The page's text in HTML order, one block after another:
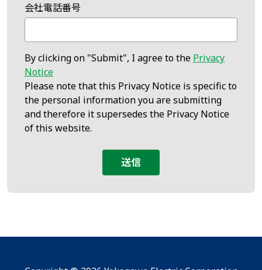
会社電話番号
By clicking on "Submit", I agree to the Privacy
Notice
Please note that this Privacy Notice is specific to
the personal information you are submitting
and therefore it supersedes the Privacy Notice
of this website.